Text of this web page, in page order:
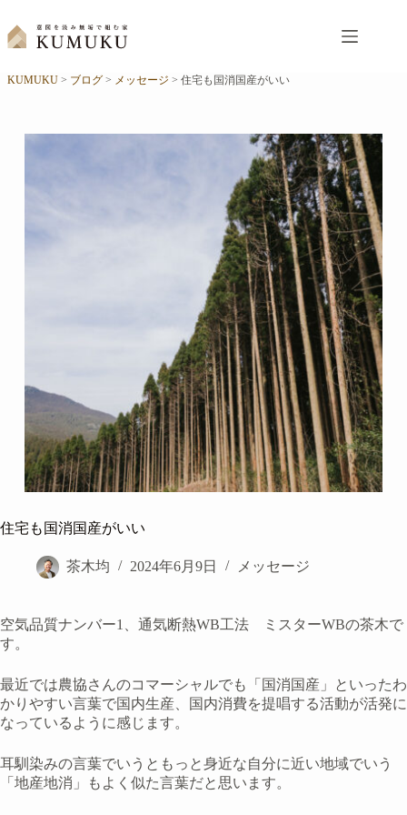
ン
テ
ツKUMUKU > ブログ > メッセージ > 住宅も国消国産がいい
住宅も国消国産がいい
茶木均 2024年6月9日 メッセージ
空気品質ナンバー1、通気断熱WB工法 ミスターWBの茶木で
す。
最近では農協さんのコマーシャルでも「国消国産」といったわ
かりやすい言葉で国内生産、国内消費を提唱する活動が活発に
なっているように感じます。
耳馴染みの言葉でいうともっと身近な自分に近い地域でいう
「地産地消」もよく似た言葉だと思います。